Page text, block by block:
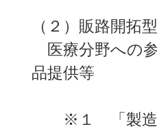
（２）販路開拓
医療分野への
品提供等
※１ 「製造販